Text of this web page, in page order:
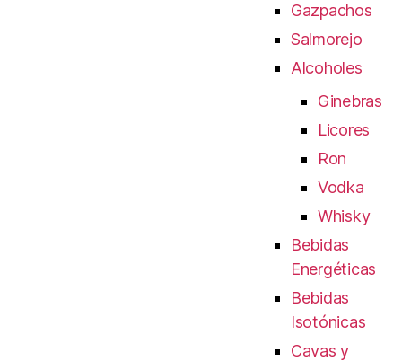
Gazpachos
Salmorejo
Alcoholes
Ginebras
Licores
Ron
Vodka
Whisky
Bebidas
Energéticas
Bebidas
Isotónicas
Cavas y